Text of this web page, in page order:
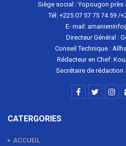
Siège social : Yopougon près
Tél: +225 07 57 75 74 59 /
E- mail:
Directeur Général :
Conseil Technique :
Rédacteur en Chef:
Secrétaire de rédaction
CATERGORIES
ACCUEIL